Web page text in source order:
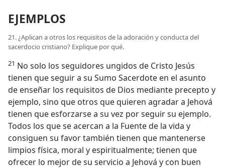
EJEMPLOS
21. ¿Aplican a otros los requisitos de la adoración y conducta del
sacerdocio cristiano? Explique por qué.
21 No solo los seguidores ungidos de Cristo Jesús
tienen que seguir a su Sumo Sacerdote en el asunto
de enseñar los requisitos de Dios mediante precepto y
ejemplo, sino que otros que quieren agradar a Jehová
tienen que esforzarse a su vez por seguir su ejemplo.
Todos los que se acercan a la Fuente de la vida y
consiguen su favor también tienen que mantenerse
limpios física, moral y espiritualmente; tienen que
ofrecer lo mejor de su servicio a Jehová y con buen